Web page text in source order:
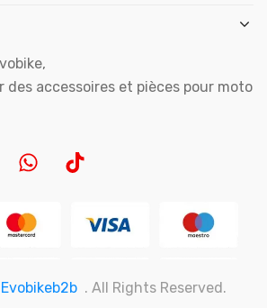
accessoires et pièces pour moto
Evobikeb2b . All Rights Reserved.